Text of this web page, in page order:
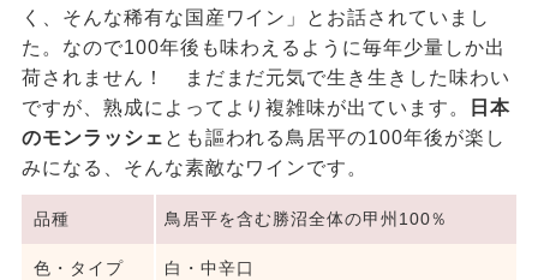
く、そんな稀有な国産ワイン」とお話されていまし
た。なので100年後も味わえるように毎年少量しか出
荷されません！ まだまだ元気で生き生きした味わい
ですが、熟成によってより複雑味が出ています。
日本
のモンラッシェ とも謳われる鳥居平の100年後が楽し
みになる、そんな素敵なワインです。
品種 鳥居平を含む勝沼全体の甲州100％
色・タイプ 白・中辛口